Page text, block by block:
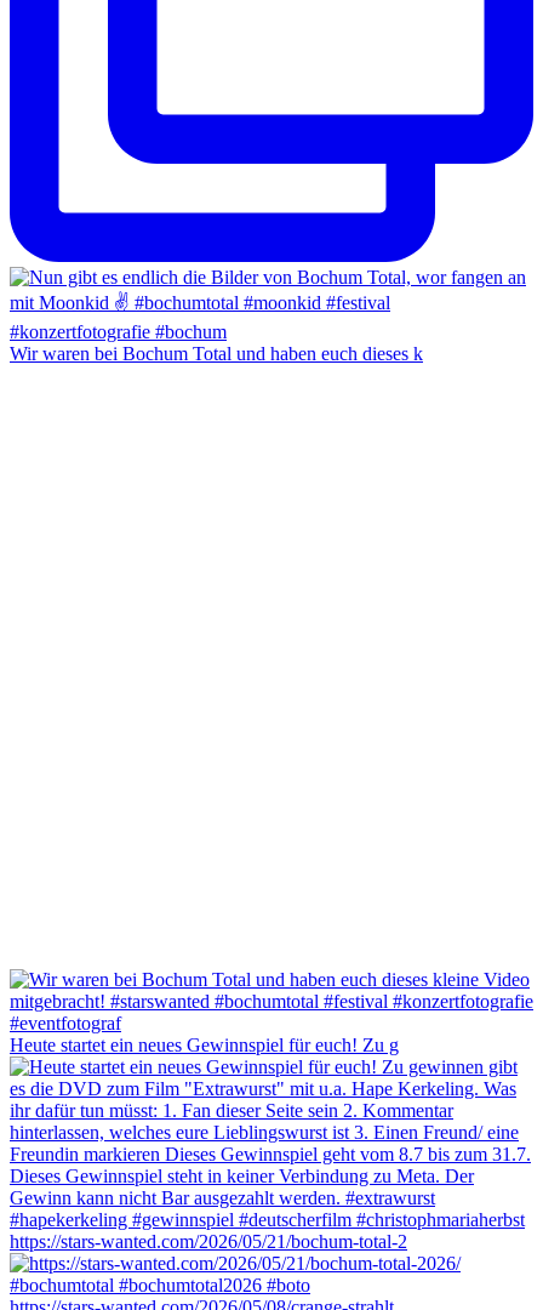
Wir waren bei Bochum Total und haben euch dieses k
Heute startet ein neues Gewinnspiel für euch! Zu g
https://stars-wanted.com/2026/05/21/bochum-total-2